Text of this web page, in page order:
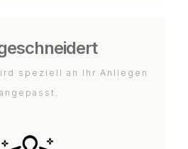
speziell an Ihr Anliegen
angepasst.